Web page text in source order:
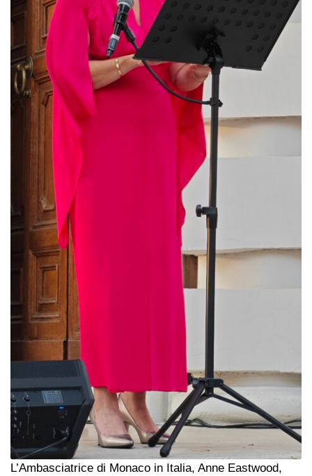
L’Ambasciatrice di Monaco in Italia, Anne Eastwood,